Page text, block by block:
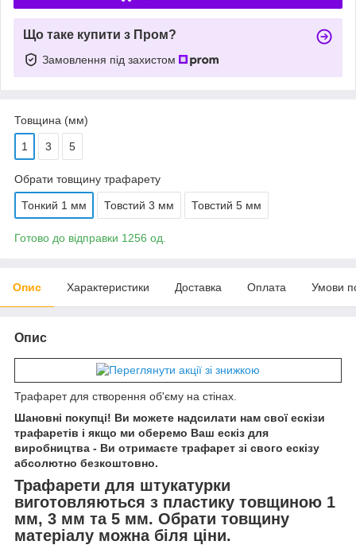
Що таке купити з Пром?
Замовлення під захистом
Товщина (мм)
1 3 5
Обрати товщину трафарету
Тонкий 1 мм Товстий 3 мм Товстий 5 мм
Готово до відправки 1256 од.
Опис Характеристики Доставка Оплата Умови
Опис
Трафарет для створення об'єму на стінах.
Шановні покупці! Ви можете надсилати нам свої ескізи
трафаретів і якщо ми оберемо Ваш ескіз для
виробництва - Ви отримаєте трафарет зі свого ескізу
абсолютно безкоштовно.
Трафарети для штукатурки
виготовляються з пластику товщиною 1
мм, 3 мм та 5 мм. Обрати товщину
матеріалу можна біля ціни.